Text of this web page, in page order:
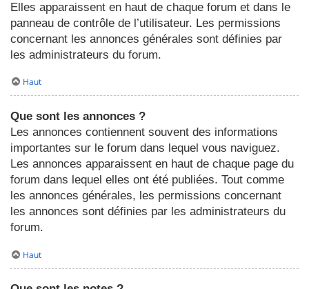
Elles apparaissent en haut de chaque forum et dans le
panneau de contrôle de l’utilisateur. Les permissions
concernant les annonces générales sont définies par
les administrateurs du forum.
Haut
Que sont les annonces ?
Les annonces contiennent souvent des informations
importantes sur le forum dans lequel vous naviguez.
Les annonces apparaissent en haut de chaque page du
forum dans lequel elles ont été publiées. Tout comme
les annonces générales, les permissions concernant
les annonces sont définies par les administrateurs du
forum.
Haut